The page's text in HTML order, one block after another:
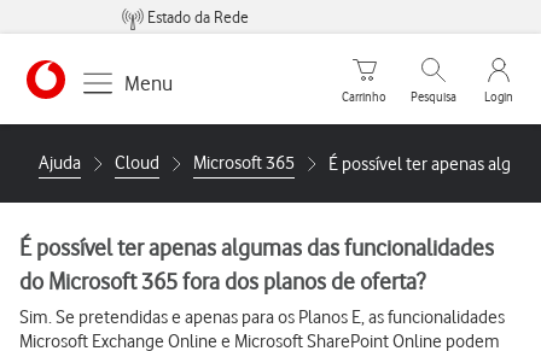
Estado da Rede
Menu
Carrinho de compras
Carrinho
Pesquisar
Pesquisa
My
Login
Ajuda Cloud Microsoft 365 É possível ter apenas
É possível ter apenas algumas das funcionalidades
do Microsoft 365 fora dos planos de oferta?
Sim. Se pretendidas e apenas para os Planos E, as funcionalidades
Microsoft Exchange Online e Microsoft SharePoint Online podem